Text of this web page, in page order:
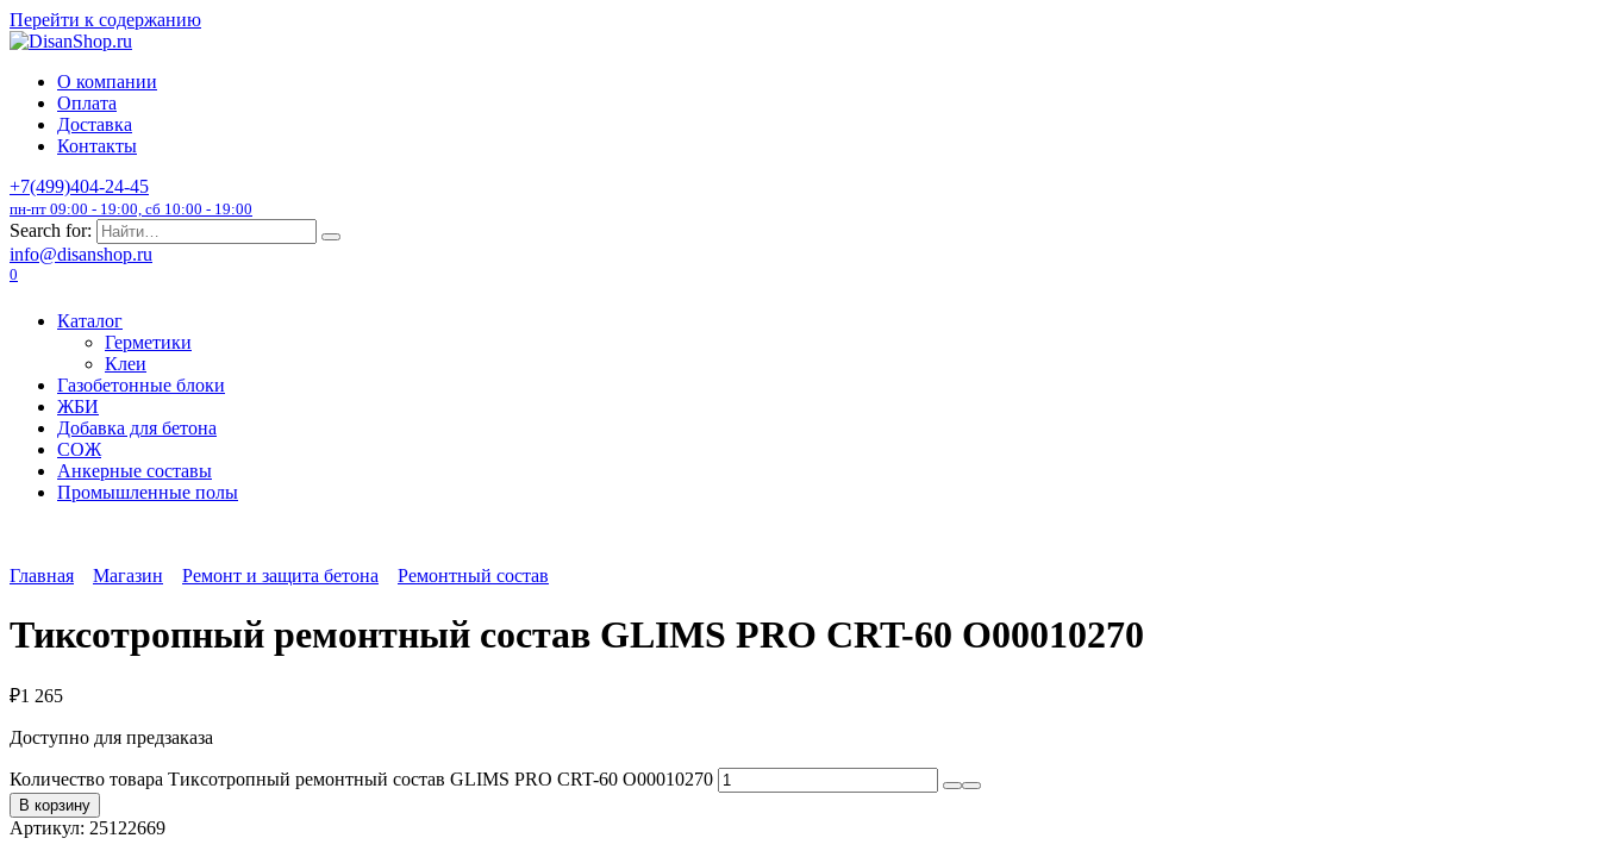
Перейти к содержанию
О компании
Оплата
Доставка
Контакты
+7(499)404-24-45
пн-пт 09:00 - 19:00, сб 10:00 - 19:00
Search for:
info@disanshop.ru
0
Каталог
Герметики
Клеи
Газобетонные блоки
ЖБИ
Добавка для бетона
СОЖ
Анкерные составы
Промышленные полы
Главная Магазин Ремонт и защита бетона Ремонтный состав
Тиксотропный ремонтный состав GLIMS PRO CRT-60 О00010270
₽1 265
Доступно для предзаказа
Количество товара Тиксотропный ремонтный состав GLIMS PRO CRT-60 О00010270
В корзину
Артикул: 25122669